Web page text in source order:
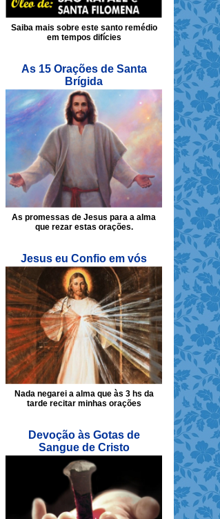
Saiba mais sobre este santo remédio
em tempos difícies
As 15 Orações de Santa
Brígida
As promessas de Jesus para a alma
que rezar estas orações.
Jesus eu Confio em vós
Nada negarei a alma que às 3 hs da
tarde recitar minhas orações
Devoção às Gotas de
Sangue de Cristo